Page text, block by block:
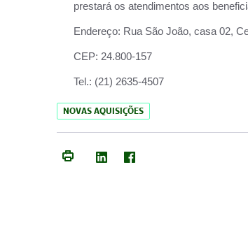
prestará os atendimentos aos
Endereço: Rua São João, casa 02,
CEP: 24.800-157
Tel.: (21) 2635-4507
NOVAS AQUISIÇÕES